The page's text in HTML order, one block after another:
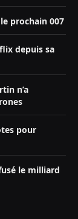
prochain 007
depuis sa
n’a
pour
le milliard